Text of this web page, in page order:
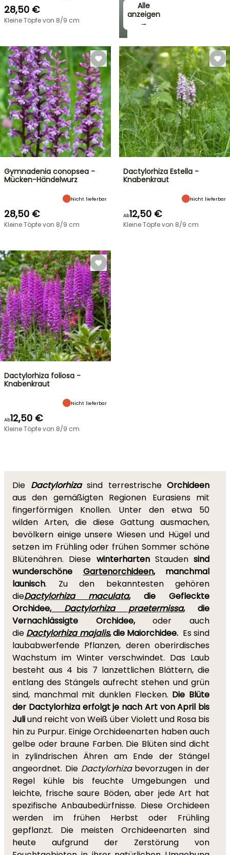
Alle
anzeigen
→
28,50 €
Kleine Töpfe von 8/9 cm
Gymnadenia conopsea -
Mücken-Händelwurz
Nicht lieferbar
28,50 €
Kleine Töpfe von 8/9 cm
Dactylorhiza Estella -
Knabenkraut
Nicht lieferbar
Ab12,50 €
Kleine Töpfe von 8/9 cm
Dactylorhiza foliosa -
Knabenkraut
Nicht lieferbar
Ab12,50 €
Kleine Töpfe von 8/9 cm
Die Dactylorhizasind terrestrischeOrchideen
aus den gemäßigten Regionen Eurasiens mit
fingerförmigen Knollen. Unter den etwa 50
wilden Arten, die diese Gattung ausmachen,
bevölkern einige unsere Wiesen und Hügel und
setzen im Frühling oder frühen Sommer schöne
Blütenähren. Diese winterhartenStauden sind
wunderschöne
Gartenorchideen, manchmal
launisch. Zu den bekanntesten gehören
dieDactylorhiza maculata, die Gefleckte
Orchidee,
Dactylorhiza praetermissa, die
Vernachlässigte Orchidee,oder auch
die Dactylorhiza majalis, die Maiorchidee. Es sind
laubabwerfende Pflanzen, deren oberirdisches
Wachstum im Winter verschwindet. Das Laub
besteht aus 4 bis 7 lanzettlichen Blättern, die
entlang des Stängels aufrecht stehen und grün
sind, manchmal mit dunklen Flecken. Die Blüte
der Dactylorhiza erfolgt je nach Art von April bis
Juliund reicht von Weiß über Violett und Rosa bis
hin zu Purpur. Einige Orchideenarten haben auch
gelbe oder braune Farben. Die Blüten sind dicht
in zylindrischen Ähren am Ende der Stängel
angeordnet. Die Dactylorhizabevorzugen in der
Regel kühle bis feuchte Umgebungen und
leichte, frische saure Böden, aber jede Art hat
spezifische Anbaubedürfnisse. Diese Orchideen
werden im frühen Herbst oder Frühling
gepflanzt. Die meisten Orchideenarten sind
heute aufgrund der Zerstörung von